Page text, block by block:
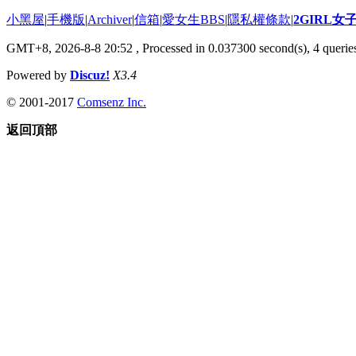
小黑屋|手機版|Archiver|信箱|愛女生BBS|隱私權條款|2GIRL女
GMT+8, 2026-8-8 20:52 , Processed in 0.037300 second(s), 4
Powered by Discuz! X3.4
© 2001-2017 Comsenz Inc.
返回頂部